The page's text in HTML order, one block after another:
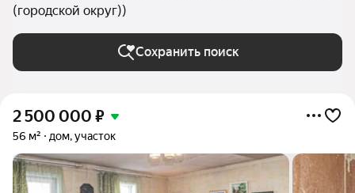
(городской округ))
Сохранить поиск
2 500 000 ₽
56 м² дом, участок